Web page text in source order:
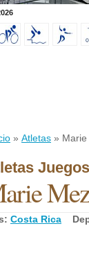
» Atletas » Marie
Costa Rica